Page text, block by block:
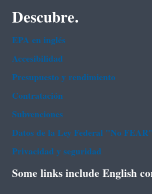
Descubre.
EPA en ingl‌és
Accesibilidad
Presupuesto y rendimiento
Contratación
Subvenciones
Datos de la Ley Federal "No FEAR"
Privacidad y seguridad
Some links include English